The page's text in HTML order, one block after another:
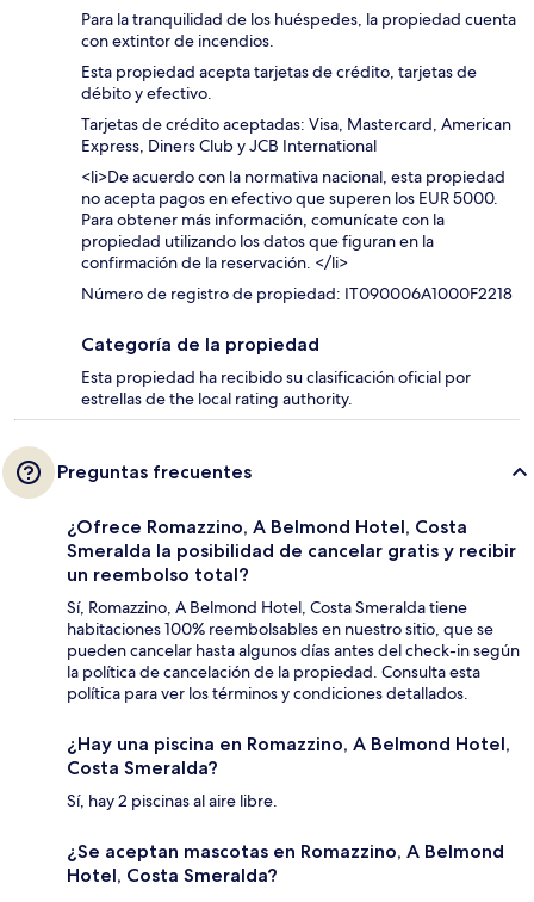
Para la tranquilidad de los huéspedes, la propiedad cuenta
con extintor de incendios.
Esta propiedad acepta tarjetas de crédito, tarjetas de
débito y efectivo.
Tarjetas de crédito aceptadas: Visa, Mastercard, American
Express, Diners Club y JCB International
<li>De acuerdo con la normativa nacional, esta propiedad
no acepta pagos en efectivo que superen los EUR 5000.
Para obtener más información, comunícate con la
propiedad utilizando los datos que figuran en la
confirmación de la reservación. </li>
Número de registro de propiedad: IT090006A1000F2218
Categoría de la propiedad
Esta propiedad ha recibido su clasificación oficial por
estrellas de the local rating authority.
Preguntas frecuentes
¿Ofrece Romazzino, A Belmond Hotel, Costa
Smeralda la posibilidad de cancelar gratis y recibir
un reembolso total?
Sí, Romazzino, A Belmond Hotel, Costa Smeralda tiene
habitaciones 100% reembolsables en nuestro sitio, que se
pueden cancelar hasta algunos días antes del check-in según
la política de cancelación de la propiedad. Consulta esta
política para ver los términos y condiciones detallados.
¿Hay una piscina en Romazzino, A Belmond Hotel,
Costa Smeralda?
Sí, hay 2 piscinas al aire libre.
¿Se aceptan mascotas en Romazzino, A Belmond
Hotel, Costa Smeralda?